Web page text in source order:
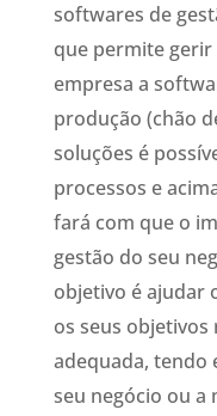
softwares de
que permite gerir
empresa a
produção (chão
soluções é
processos e
fará com que o
gestão do seu
objetivo é ajudar
os seus
adequada, tendo
seu negócio ou a